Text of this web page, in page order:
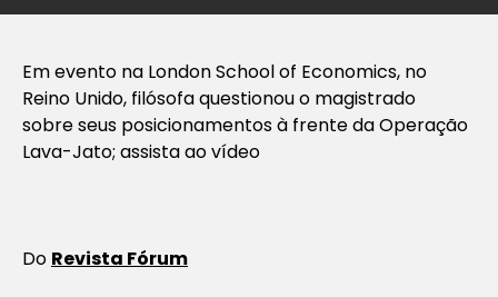
Em evento na London School of Economics, no
Reino Unido, filósofa questionou o magistrado
sobre seus posicionamentos à frente da Operação
Lava-Jato; assista ao vídeo
Do Revista Fórum